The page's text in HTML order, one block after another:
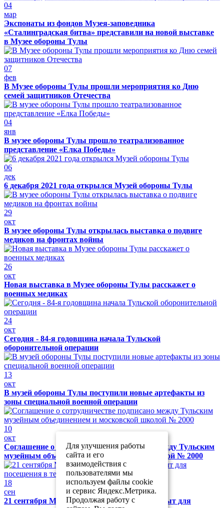
04
мар
Экспонаты из фондов Музея-заповедника
«Сталинградская битва» представили на новой выставке
в Музее обороны Тулы
07
фев
В Музее обороны Тулы прошли мероприятия ко Дню
семей защитников Отечества
04
янв
В музее обороны Тулы прошло театрализованное
представление «Елка Победы»
06
дек
6 декабря 2021 года открылся Музей обороны Тулы
29
окт
В музее обороны Тулы открылась выставка о подвиге
медиков на фронтах войны
26
окт
Новая выставка в Музее обороны Тулы расскажет о
военных медиках
24
окт
Сегодня - 84-я годовщина начала Тульской
оборонительной операции
13
окт
В музей обороны Тулы поступили новые артефакты из
зоны специальной военной операции
10
окт
Соглашение о сотрудничестве подписано между Тульским
музейным объединением и московской школой № 2000
18
сен
21 сентября Музей обороны Тулы будет закрыт для
Для улучшения работы
сайта и его
взаимодействия с
пользователями мы
используем файлы cookie
и сервис Яндекс.Метрика.
Продолжая работу с